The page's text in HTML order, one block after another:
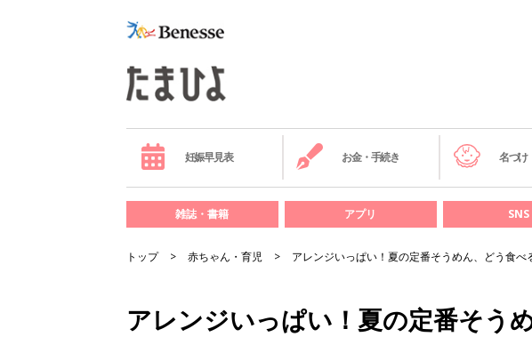
妊娠早見表 お金・手続き 名づけ
雑誌・書籍 アプリ SNS
トップ 赤ちゃん・育児 アレンジいっぱい！夏の定番そうめん、どう食べ
アレンジいっぱい！夏の定番そう